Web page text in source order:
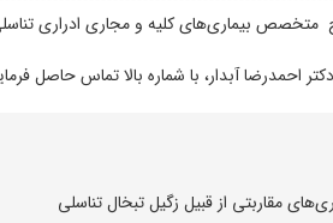
متخصص بیماری‌های کلیه و مجاری ادراری
احمدرضا آبدار، با شماره‌ بالا تماس حاصل
مقاربتی از قبیل زگیل تبخال تناسلی